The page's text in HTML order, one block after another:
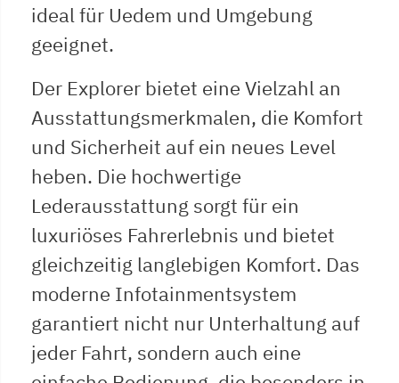
ideal für Uedem und Umgebung
geeignet.
Der Explorer bietet eine Vielzahl an
Ausstattungsmerkmalen, die Komfort
und Sicherheit auf ein neues Level
heben. Die hochwertige
Lederausstattung sorgt für ein
luxuriöses Fahrerlebnis und bietet
gleichzeitig langlebigen Komfort. Das
moderne Infotainmentsystem
garantiert nicht nur Unterhaltung auf
jeder Fahrt, sondern auch eine